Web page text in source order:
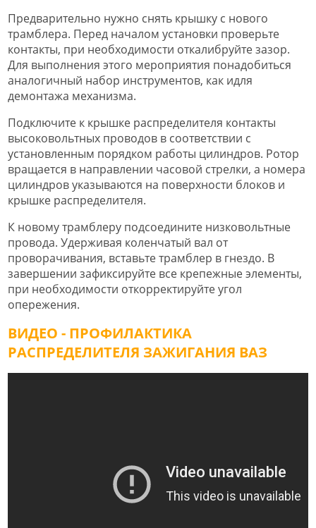
Предварительно нужно снять крышку с нового
трамблера. Перед началом установки проверьте
контакты, при необходимости откалибруйте зазор.
Для выполнения этого мероприятия понадобиться
аналогичный набор инструментов, как идля
демонтажа механизма.
Подключите к крышке распределителя контакты
высоковольтных проводов в соответствии с
установленным порядком работы цилиндров. Ротор
вращается в направлении часовой стрелки, а номера
цилиндров указываются на поверхности блоков и
крышке распределителя.
К новому трамблеру подсоедините низковольтные
провода. Удерживая коленчатый вал от
проворачивания, вставьте трамблер в гнездо. В
завершении зафиксируйте все крепежные элементы,
при необходимости откорректируйте угол
опережения.
ВИДЕО - ПРОФИЛАКТИКА
РАСПРЕДЕЛИТЕЛЯ ЗАЖИГАНИЯ ВАЗ